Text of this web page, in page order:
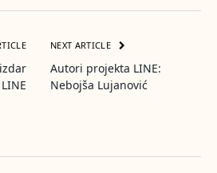
NEXT ARTICLE
Autori projekta LINE:
Nebojša Lujanović